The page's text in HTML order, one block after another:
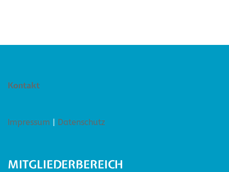
Kontakt
Impressum | Datenschutz
MITGLIEDERBEREICH